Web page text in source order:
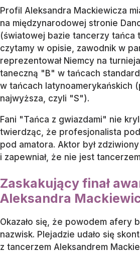
Profil Aleksandra Mackiewicza
na międzynarodowej stronie
(światowej bazie tancerzy tańca
czytamy w opisie, zawodnik w
reprezentował Niemcy na
taneczną "B" w tańcach
w tańcach latynoamerykańskich
najwyższa, czyli "S").
Fani "Tańca z gwiazdami" nie
twierdząc, że profesjonalista
pod amatora. Aktor był
i zapewniał, że nie jest
Zaskakujący finał
Aleksandra
Okazało się, że powodem afery
nazwisk. Plejadzie udało się
z tancerzem Aleksandrem